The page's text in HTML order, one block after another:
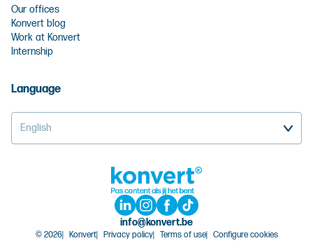
Our offices
Konvert blog
Work at Konvert
Internship
Language
English
info@konvert.be
© 2026 Konvert Privacy policy Terms of use Configure cookies